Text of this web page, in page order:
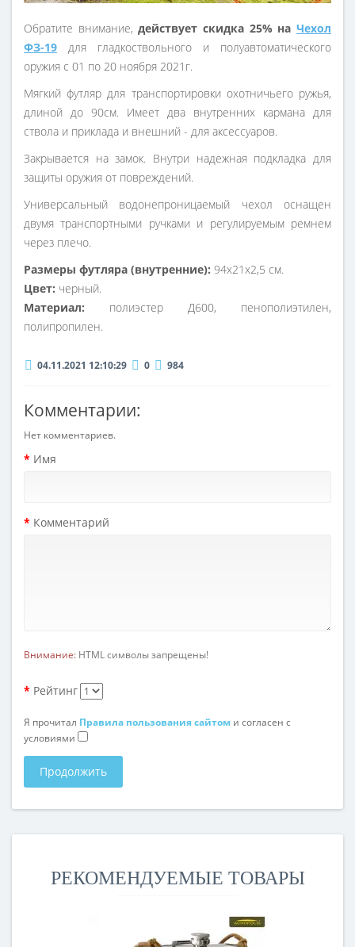
Обратите внимание,действует скидка 25% наЧехол
ФЗ-19 для гладкоствольного и полуавтоматического
оружия с 01 по 20 ноября 2021г.
Мягкий футляр для транспортировки охотничьего ружья,
длиной до 90см. Имеет два внутренних кармана для
ствола и приклада и внешний - для аксессуаров.
Закрывается на замок. Внутри надежная подкладка для
защиты оружия от повреждений.
Универсальный водонепроницаемый чехол оснащен
двумя транспортными ручками и регулируемым ремнем
через плечо.
Размеры футляра (внутренние): 94х21х2,5 см.
Цвет: черный.
Материал: полиэстер Д600, пенополиэтилен,
полипропилен.
04.11.2021 12:10:29 0 984
Комментарии:
Нет комментариев.
Имя
Комментарий
Внимание: HTML символы запрещены!
Рейтинг
Я прочитал Правила пользования сайтом и согласен с
условиями
Продолжить
РЕКОМЕНДУЕМЫЕ ТОВАРЫ